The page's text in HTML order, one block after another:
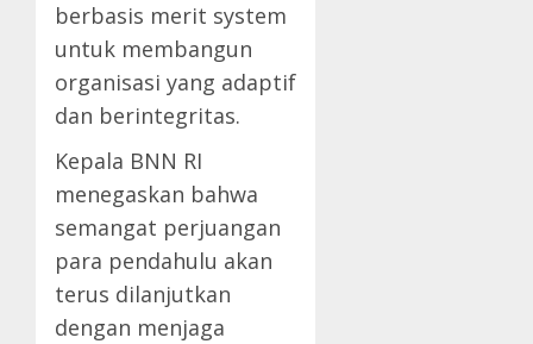
berbasis merit system
untuk membangun
organisasi yang adaptif
dan berintegritas.
Kepala BNN RI
menegaskan bahwa
semangat perjuangan
para pendahulu akan
terus dilanjutkan
dengan menjaga